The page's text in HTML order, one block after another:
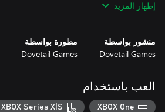
الحديدية المعقدة في دريسدن.
إظهار المزيد
منشور بواسطة
Dovetail Games
مطورة بواسطة
Dovetail Games
العب باستخدام
XBOX One
XBOX Series X|S